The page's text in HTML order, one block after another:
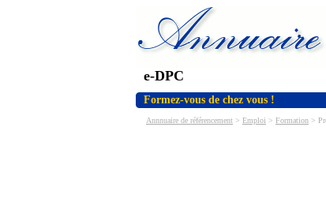
e-DPC
Formez-vous de chez vous !
Annnuaire de référencement > Emploi > Formation >